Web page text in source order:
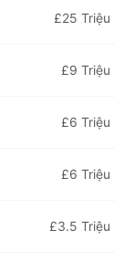
£25 Triệu
£9 Triệu
£6 Triệu
£6 Triệu
£3.5 Triệu